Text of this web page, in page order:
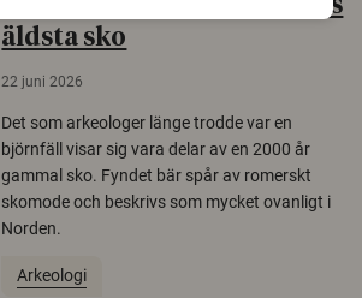
Gammalt skinn var Sveriges
äldsta sko
22 juni 2026
Det som arkeologer länge trodde var en
björnfäll visar sig vara delar av en 2000 år
gammal sko. Fyndet bär spår av romerskt
skomode och beskrivs som mycket ovanligt i
Norden.
Arkeologi